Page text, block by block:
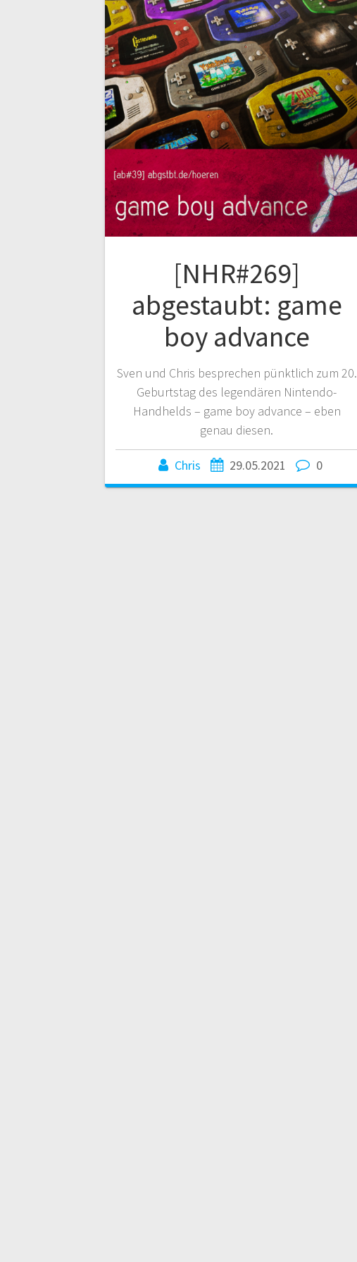
[NHR#269]
abgestaubt: game
boy advance
Sven und Chris besprechen pünktlich zum 20.
Geburtstag des legendären Nintendo-
Handhelds – game boy advance – eben
genau diesen.
Chris 29.05.2021 0